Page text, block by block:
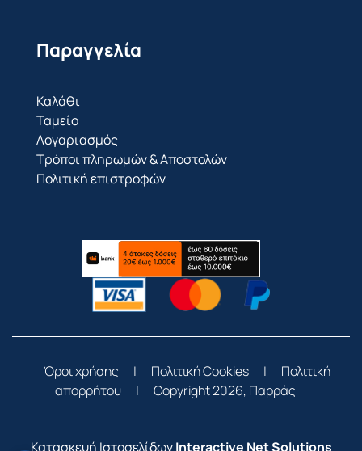
Παραγγελία
Καλάθι
Ταμείο
Λογαριασμός
Τρόποι πληρωμών & Αποστολών
Πολιτική επιστροφών
Όροι χρήσης | Πολιτική Cookies |
Πολιτική
απορρήτου
| Copyright 2026, Παρράς
Κατασκευή ΙστοσελίδωνInteractive Net Solutions